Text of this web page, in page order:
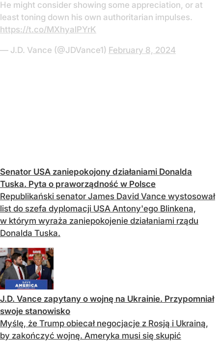
He might consider showing some appreciation, or at
least toning down his own authoritarian impulses.
https://t.co/MXhyalPYrK
— J.D. Vance (@JDVance1) February 8, 2024
Senator USA zaniepokojony działaniami Donalda
Tuska. Pyta o praworządność w Polsce
Republikański senator James David Vance wystosował
list do szefa dyplomacji USA Antony'ego Blinkena,
w którym wyraża zaniepokojenie działaniami rządu
Donalda Tuska.
J.D. Vance zapytany o wojnę na Ukrainie. Przypomniał
swoje stanowisko
Myślę, że Trump obiecał negocjacje z Rosją i Ukrainą,
by zakończyć wojnę. Ameryka musi się skupić